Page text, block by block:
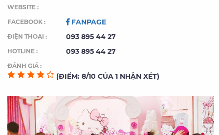
WEBSITE :
FACEBOOK :
FANPAGE
ĐIỆN THOẠI : 093 895 44 27
HOTLINE : 093 895 44 27
ĐÁNH GIÁ :
(ĐIỂM: 8/10 CỦA 1 NHẬN XÉT)